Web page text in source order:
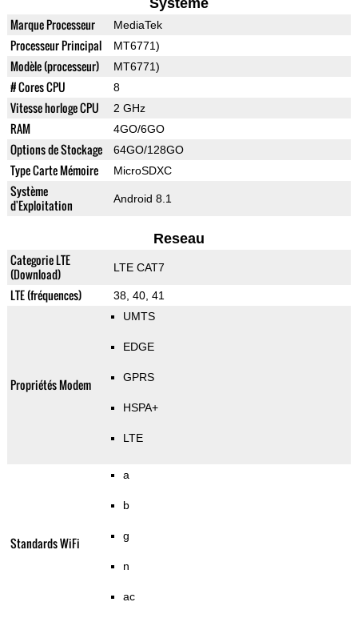
Systeme
Marque Processeur MediaTek
Processeur Principal MT6771)
Modèle (processeur) MT6771)
# Cores CPU 8
Vitesse horloge CPU 2 GHz
RAM 4GO/6GO
Options de Stockage 64GO/128GO
Type Carte Mémoire MicroSDXC
Système
d'Exploitation
Android 8.1
Reseau
Categorie LTE
(Download)
LTE CAT7
LTE (fréquences) 38, 40, 41
Propriétés Modem
UMTS
EDGE
GPRS
HSPA+
LTE
Standards WiFi
a
b
g
n
ac